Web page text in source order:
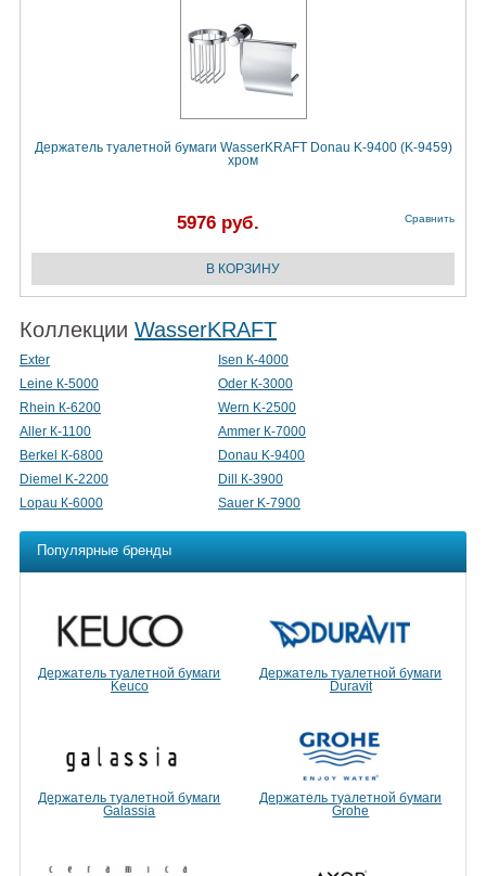
Держатель туалетной бумаги WasserKRAFT Donau K-9400 (K-9459)
хром
5976 руб. Сравнить
Коллекции WasserKRAFT
Exter
Isen К-4000
Leine К-5000
Oder К-3000
Rhein К-6200
Wern K-2500
Aller К-1100
Ammer К-7000
Berkel К-6800
Donau K-9400
Diemel K-2200
Dill К-3900
Lopau К-6000
Sauer K-7900
Популярные бренды
Держатель туалетной бумаги
Keuco
Держатель туалетной бумаги
Duravit
Держатель туалетной бумаги
Galassia
Держатель туалетной бумаги
Grohe